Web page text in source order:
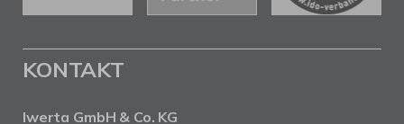
KONTAKT
Iwerta GmbH & Co. KG